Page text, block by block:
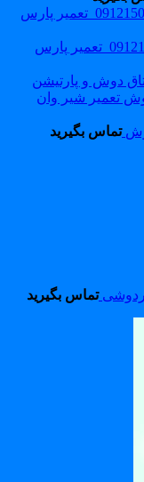
فروش و خدمات پارس سرام09121507825_تعمیر پارس
تماس بگیرید
تماس بگیرید